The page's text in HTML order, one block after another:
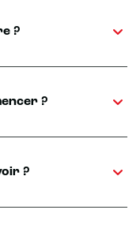
?
?
?